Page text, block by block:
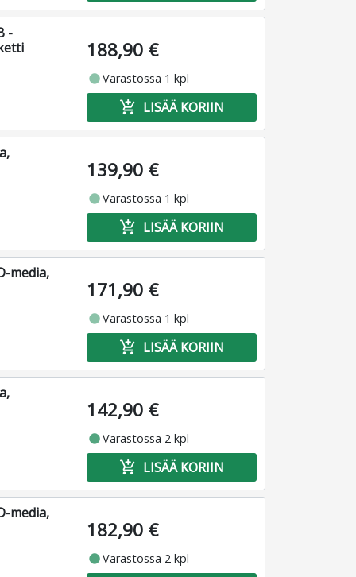
-
188,90 €
fiber_manual_recordVarastossa 1 kpl
add_shopping_cart LISÄÄ KORIIN
139,90 €
fiber_manual_recordVarastossa 1 kpl
add_shopping_cart LISÄÄ KORIIN
media,
171,90 €
fiber_manual_recordVarastossa 1 kpl
add_shopping_cart LISÄÄ KORIIN
142,90 €
fiber_manual_recordVarastossa 2 kpl
add_shopping_cart LISÄÄ KORIIN
media,
182,90 €
fiber_manual_recordVarastossa 2 kpl